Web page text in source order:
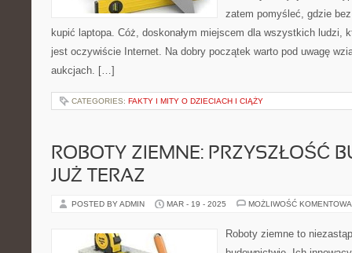
zatem pomyśleć, gdzie
kupić laptopa. Cóż, doskonałym miejscem dla wszystkich ludzi,
jest oczywiście Internet. Na dobry początek warto pod uwagę
aukcjach. […]
CATEGORIES: FAKTY I MITY O DZIECIACH I CIĄŻY
ROBOTY ZIEMNE: PRZYSZŁOŚĆ
JUŻ TERAZ
POSTED BY ADMIN MAR - 19 - 2025 MOŻLIWOŚĆ
Roboty ziemne to